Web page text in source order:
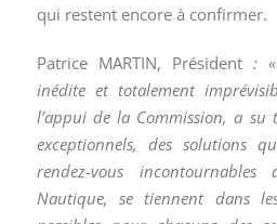
qui restent encore à confirmer.
Patrice MARTIN, Président: «
inédite et totalement
l’appui de la Commission, a su
exceptionnels, des solutions
rendez-vous
Nautique, se tiennent dans